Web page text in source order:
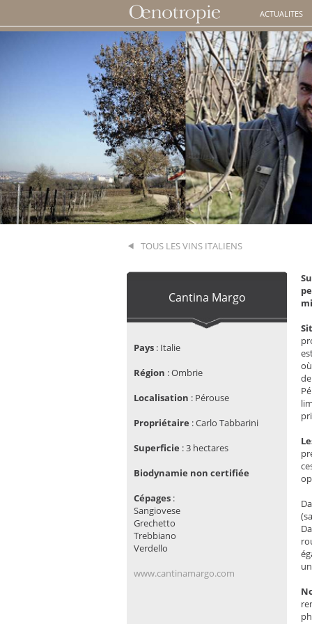
ACTUALITES
TOUS LES VINS ITALIENS
Cantina Margo
Pays : Italie
Région :Ombrie
Localisation : Pérouse
Propriétaire :Carlo Tabbarini
Superficie :3 hectares
Biodynamie non certifiée
Cépages :
Sangiovese
Grechetto
Trebbiano
Verdello
www.cantinamargo.com